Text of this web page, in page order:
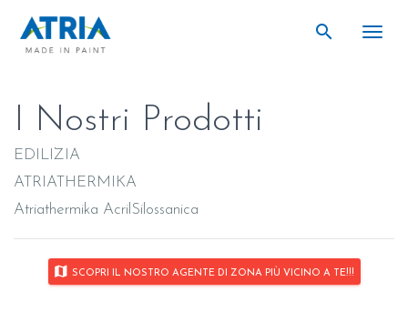
search
I Nostri Prodotti
EDILIZIA
ATRIATHERMIKA
Atriathermika AcrilSilossanica
map SCOPRI IL NOSTRO AGENTE DI ZONA PIÙ VICINO A TE!!!